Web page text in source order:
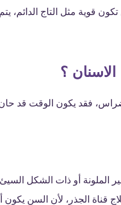
قوية مثل التاج الدائم،
؟
فقد يكون الوقت قد حان
الملونة أو ذات الشكل
قناة الجذر، لأن السن